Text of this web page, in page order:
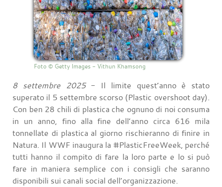
Foto © Getty Images - Vithun Khamsong
8 settembre 2025- Il limite quest’anno è stato
superato il 5 settembre scorso (Plastic overshoot day).
Con ben 28 chili di plastica che ognuno di noi consuma
in un anno, fino alla fine dell’anno circa 616 mila
tonnellate di plastica al giorno rischieranno di finire in
Natura. Il WWF inaugura la #PlasticFreeWeek, perché
tutti hanno il compito di fare la loro parte e lo si può
fare in maniera semplice con i consigli che saranno
disponibili sui canali social dell’organizzazione.